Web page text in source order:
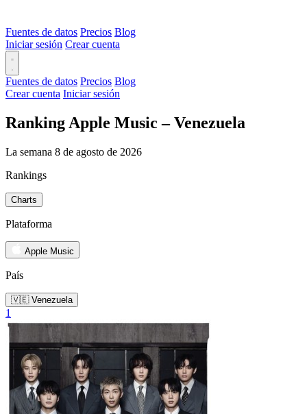
Fuentes de datos Precios Blog
Iniciar sesión Crear cuenta
Fuentes de datos Precios Blog
Crear cuenta Iniciar sesión
Ranking Apple Music – Venezuela
La semana 8 de agosto de 2026
Rankings
Charts
Plataforma
Apple Music
País
🇻🇪 Venezuela
1